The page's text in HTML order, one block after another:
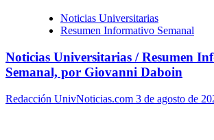
Noticias Universitarias
Resumen Informativo Semanal
Noticias Universitarias / Resumen
Semanal, por Giovanni Daboin
Redacción UnivNoticias.com 3 de agosto de